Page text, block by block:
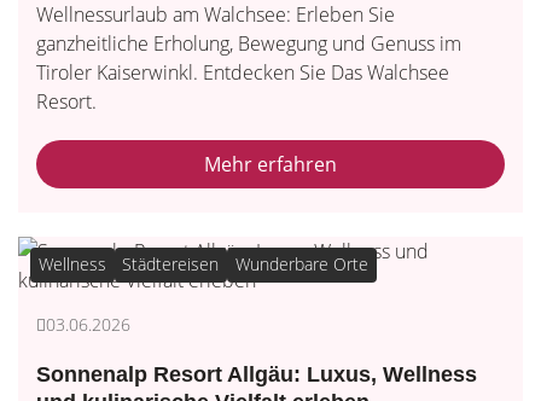
Wellnessurlaub am Walchsee: Erleben Sie
ganzheitliche Erholung, Bewegung und Genuss im
Tiroler Kaiserwinkl. Entdecken Sie Das Walchsee
Resort.
Mehr erfahren
Wellness Städtereisen Wunderbare Orte
03.06.2026
Sonnenalp Resort Allgäu: Luxus, Wellness